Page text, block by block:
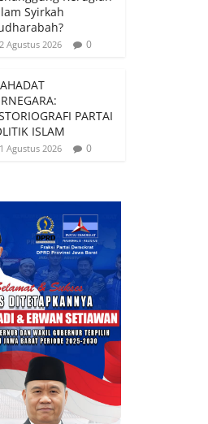
Syirkah
2 Agustus 2026 0
PARTAI
ISLAM
1 Agustus 2026 0